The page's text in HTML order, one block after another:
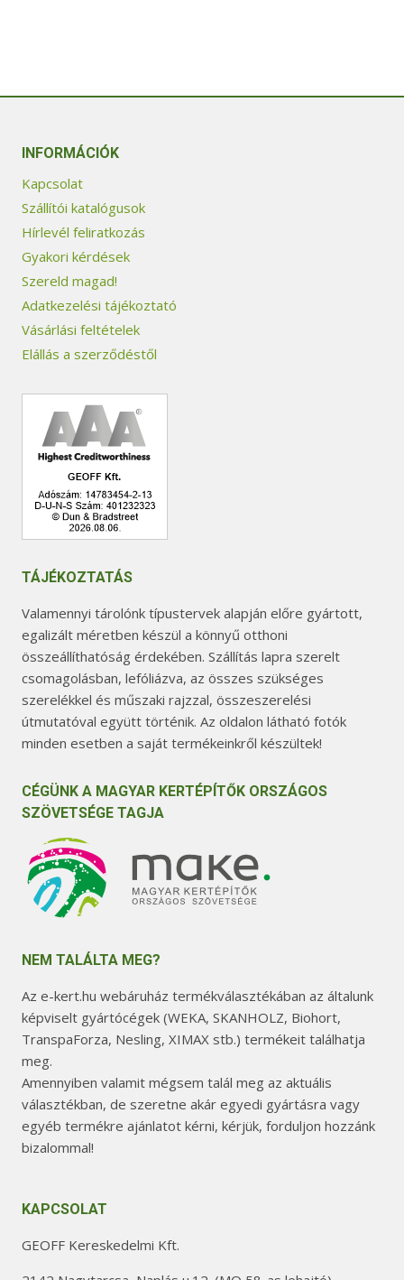
INFORMÁCIÓK
Kapcsolat
Szállítói katalógusok
Hírlevél feliratkozás
Gyakori kérdések
Szereld magad!
Adatkezelési tájékoztató
Vásárlási feltételek
Elállás a szerződéstől
TÁJÉKOZTATÁS
Valamennyi tárolónk típustervek alapján előre gyártott,
egalizált méretben készül a könnyű otthoni
összeállíthatóság érdekében. Szállítás lapra szerelt
csomagolásban, lefóliázva, az összes szükséges
szerelékkel és műszaki rajzzal, összeszerelési
útmutatóval együtt történik. Az oldalon látható fotók
minden esetben a saját termékeinkről készültek!
CÉGÜNK A MAGYAR KERTÉPÍTŐK ORSZÁGOS
SZÖVETSÉGE TAGJA
NEM TALÁLTA MEG?
Az e-kert.hu webáruház termékválasztékában az általunk
képviselt gyártócégek (WEKA, SKANHOLZ, Biohort,
TranspaForza, Nesling, XIMAX stb.) termékeit találhatja
meg.
Amennyiben valamit mégsem talál meg az aktuális
választékban, de szeretne akár egyedi gyártásra vagy
egyéb termékre ajánlatot kérni, kérjük, forduljon hozzánk
bizalommal!
KAPCSOLAT
GEOFF Kereskedelmi Kft.